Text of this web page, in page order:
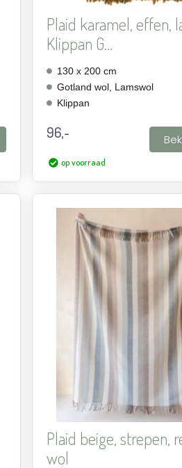
Plaid karamel, effen,
Klippan G...
130 x 200 cm
Gotland wol, Lamswol
Klippan
96,-
op voorraad
Plaid beige, strepen,
wol